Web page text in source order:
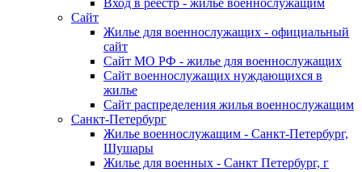
Вход в реестр - жилье военнослужащим
Сайт
Жилье для военнослужащих - официальный
сайт
Сайт МО РФ - жилье для военнослужащих
Сайт военнослужащих нуждающихся в
жилье
Сайт распределения жилья военнослужащим
Санкт-Петербург
Жилье военнослужащим - Санкт-Петербург,
Шушары
Жилье для военных - Санкт Петербург, г